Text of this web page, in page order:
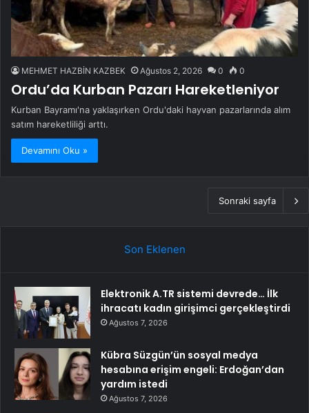
MEHMET HAZBİN KAZBEK Ağustos 2, 2026 0 0
Ordu’da Kurban Pazarı Hareketleniyor
Kurban Bayramı'na yaklaşırken Ordu'daki hayvan pazarlarında alım
satım hareketliliği arttı.
Devamını Oku »
Sonraki sayfa
Son Eklenen
Elektronik A.TR sistemi devrede… İlk
ihracatı kadın girişimci gerçekleştirdi
Ağustos 7, 2026
Kübra Süzgün’ün sosyal medya
hesabına erişim engeli: Erdoğan’dan
yardım istedi
Ağustos 7, 2026